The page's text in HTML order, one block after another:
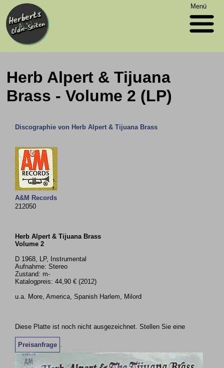
Menü
Herb Alpert & Tijuana
Brass - Volume 2 (LP)
Discographie von Herb Alpert & Tijuana Brass
A&M Records
212050
Herb Alpert & Tijuana Brass
Volume 2
D 1968, LP, Instrumental
Aufnahme: Stereo
Zustand: m-
Katalogpreis: 44,90 € (2012)
u.a. More, America, Spanish Harlem, Milord
Diese Platte ist noch nicht ausgezeichnet. Stellen Sie eine
Preisanfrage